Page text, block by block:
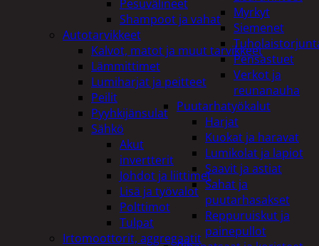
Myrkyt
Siemenet
Pensastuet
Verkot ja
reunanauha
Puutarhatyökalut
Harjat
Kuokat ja haravat
Lumikolat ja lapiot
Saavit ja astiat
Sahat ja
puutarhasakset
Reppuruiskut ja
painepullot
Pesuvälineet
Shampoot ja vahat
Autotarvikkeet
Kalvot, matot ja muut tarvikkeet
Lämmittimet
Lumiharjat ja peitteet
Peilit
Pyyhkijänsulat
Sähkö
Akut
invertterit
Johdot ja liittimet
Lisä ja työvalot
Polttimot
Tulpat
Irtomoottorit, aggregaatit